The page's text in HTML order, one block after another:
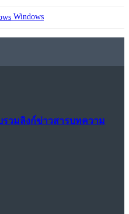
Windows
รวมลิงก์ข่าวสารบทความ